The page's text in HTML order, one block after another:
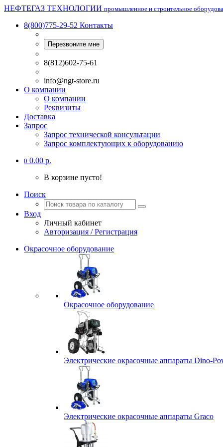
НЕФТЕГАЗ ТЕХНОЛОГИИ промышленное и строительное
8(800)775-29-52 Контакты
Перезвоните мне
8(812)602-75-61
info@ngt-store.ru
О компании
О компании
Реквизиты
Доставка
Запрос
Запрос технической консультации
Запрос комплектующих к оборудованию
0 0.00 р.
В корзине пусто!
Поиск
Вход
Личный кабинет
Авторизация / Регистрация
Окрасочное оборудование
Окрасочное оборудование
Электрические окрасочные аппараты Dino-
Электрические окрасочные аппараты Graco